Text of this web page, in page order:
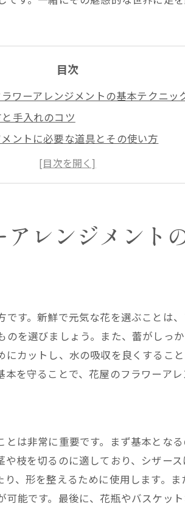
目次
ワーアレンジメントの基本テクニッ
手入れのコツ
ントに必要な道具とその使い方
配置の基本
レンジメントを作るための基本
アレンジメントの基本ルール
とその効果
わせた色選びのテクニック
ラワーアレンジメントの魅力を引き
：花屋が教える心地よい配色
別カラーコーディネート
ーアレンジメントの基礎知識
比の見つけ方
ションの極意
レンジメントの実例
入れるテクニック
レンジメント
す。新鮮で元気な花を選ぶことは
を選びましょう。また、蕾がしっ
カットし、水の吸収を良くするこ
を守ることで、花屋のフラワーアレ
は非常に重要です。まず基本とな
枝を切るのに適しており、シザー
、形を整えるために使用します。
能です。最後に、花瓶やバスケッ